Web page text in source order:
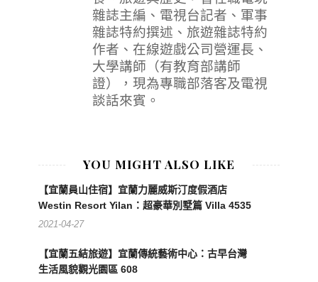
雜誌主編、電視台記者、軍事
雜誌特約撰述、旅遊雜誌特約
作者、在線遊戲公司營運長、
大學講師（有教育部講師
證），現為專職部落客及電視
談話來賓。
YOU MIGHT ALSO LIKE
【宜蘭員山住宿】宜蘭力麗威斯汀度假酒店
Westin Resort Yilan：超豪華別墅篇 Villa 4535
2021-04-27
【宜蘭五結旅遊】宜蘭傳統藝術中心：古早台灣
生活風貌觀光園區 608